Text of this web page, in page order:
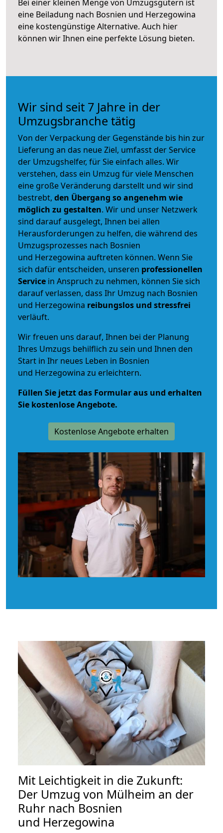
Bei einer kleinen Menge von Umzugsgütern ist
eine Beiladung nach Bosnien und Herzegowina
eine kostengünstige Alternative. Auch hier
können wir Ihnen eine perfekte Lösung bieten.
Wir sind seit 7 Jahre in der
Umzugsbranche tätig
Von der Verpackung der Gegenstände bis hin zur
Lieferung an das neue Ziel, umfasst der Service
der Umzugshelfer, für Sie einfach alles. Wir
verstehen, dass ein Umzug für viele Menschen
eine große Veränderung darstellt und wir sind
bestrebt, den Übergang so angenehm wie
möglich zu gestalten. Wir und unser Netzwerk
sind darauf ausgelegt, Ihnen bei allen
Herausforderungen zu helfen, die während des
Umzugsprozesses nach Bosnien
und Herzegowina auftreten können. Wenn Sie
sich dafür entscheiden, unseren professionellen
Service in Anspruch zu nehmen, können Sie sich
darauf verlassen, dass Ihr Umzug nach Bosnien
und Herzegowina reibungslos und stressfrei
verläuft.
Wir freuen uns darauf, Ihnen bei der Planung
Ihres Umzugs behilflich zu sein und Ihnen den
Start in Ihr neues Leben in Bosnien
und Herzegowina zu erleichtern.
Füllen Sie jetzt das Formular aus und erhalten
Sie kostenlose Angebote.
Kostenlose Angebote erhalten
Mit Leichtigkeit in die Zukunft:
Der Umzug von Mülheim an der
Ruhr nach Bosnien
und Herzegowina